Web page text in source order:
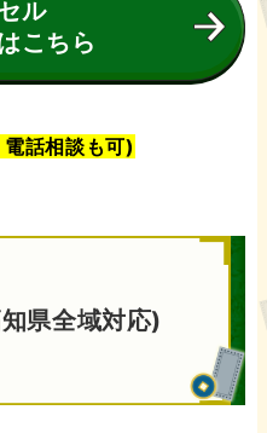
ル
こちら
話相談も可)
県全域対応)